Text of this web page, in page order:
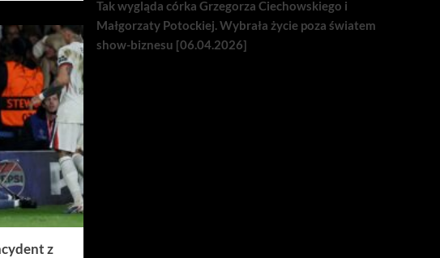
z
Tak wygląda córka Grzegorza Ciechowskiego i
Małgorzaty Potockiej. Wybrała życie poza światem
show-biznesu [06.04.2026]